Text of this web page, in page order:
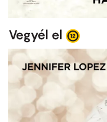
Vegyél el